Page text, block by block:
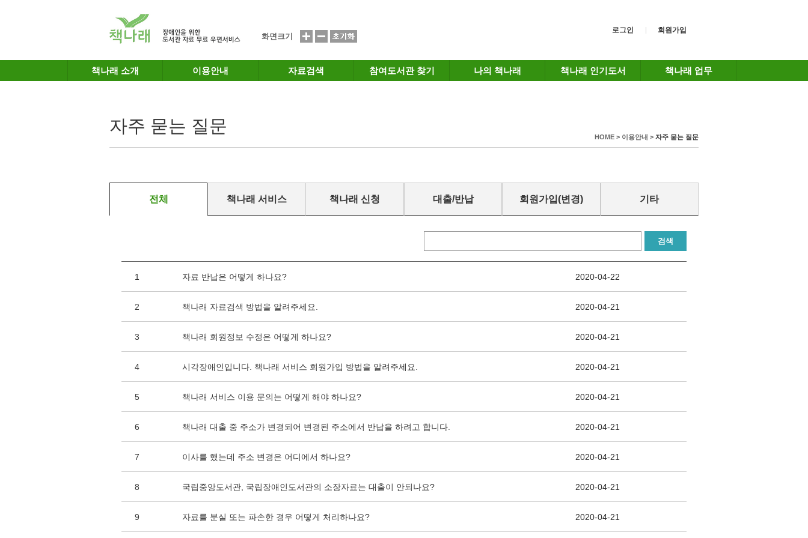
화면크기
로그인 회원가입
책나래 소개 이용안내 자료검색 참여도서관 찾기 나의 책나래 책나래 인기도서 책나래 업무
자주 묻는 질문
HOME > 이용안내 > 자주 묻는 질문
전체 책나래 서비스 책나래 신청 대출/반납 회원가입(변경) 기타
검색
1 자료 반납은 어떻게 하나요? 2020-04-22
2 책나래 자료검색 방법을 알려주세요. 2020-04-21
3 책나래 회원정보 수정은 어떻게 하나요? 2020-04-21
4 시각장애인입니다. 책나래 서비스 회원가입 방법을 알려주세요. 2020-04-21
5 책나래 서비스 이용 문의는 어떻게 해야 하나요? 2020-04-21
6 책나래 대출 중 주소가 변경되어 변경된 주소에서 반납을 하려고 합니다. 2020-04-21
7 이사를 했는데 주소 변경은 어디에서 하나요? 2020-04-21
8 국립중앙도서관, 국립장애인도서관의 소장자료는 대출이 안되나요? 2020-04-21
9 자료를 분실 또는 파손한 경우 어떻게 처리하나요? 2020-04-21